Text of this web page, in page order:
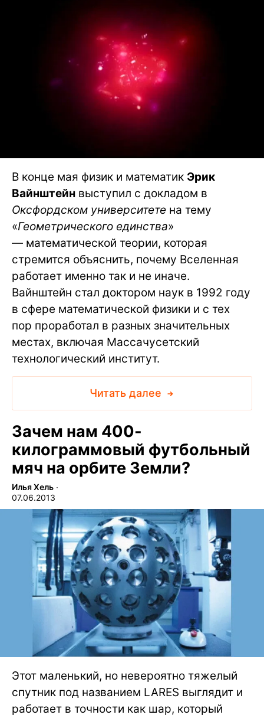
В конце мая физик и математик Эрик
Вайнштейн выступил с докладом в
Оксфордском университете на тему
«Геометрического единства»
— математической теории, которая
стремится объяснить, почему Вселенная
работает именно так и не иначе.
Вайнштейн стал доктором наук в 1992 году
в сфере математической физики и с тех
пор проработал в разных значительных
местах, включая Массачусетский
технологический институт.
Читать далее
Зачем нам 400-
килограммовый футбольный
мяч на орбите Земли?
Илья Хель ∙
07.06.2013
Этот маленький, но невероятно тяжелый
спутник под названием LARES выглядит и
работает в точности как шар, который